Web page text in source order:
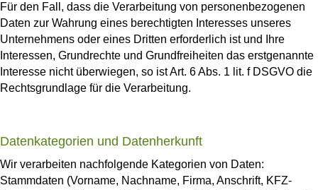
Für den Fall, dass die Verarbeitung von personenbezogenen
Daten zur Wahrung eines berechtigten Interesses unseres
Unternehmens oder eines Dritten erforderlich ist und Ihre
Interessen, Grundrechte und Grundfreiheiten das erstgenannte
Interesse nicht überwiegen, so ist Art. 6 Abs. 1 lit. f DSGVO die
Rechtsgrundlage für die Verarbeitung.
Datenkategorien und Datenherkunft
Wir verarbeiten nachfolgende Kategorien von Daten:
Stammdaten (Vorname, Nachname, Firma, Anschrift, KFZ-